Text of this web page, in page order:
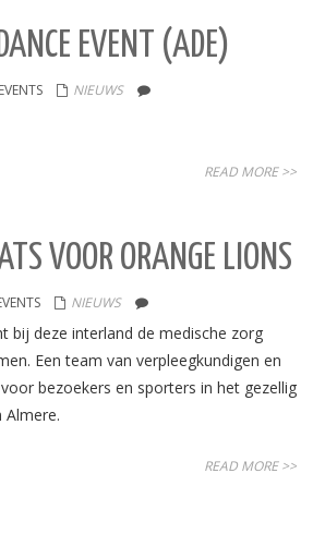
EVENT (ADE)
NIEUWS
READ MORE >>
VOOR ORANGE LIONS
NIEUWS
bij deze interland de medische zorg
Een team van verpleegkundigen en
bezoekers en sporters in het gezellig
READ MORE >>